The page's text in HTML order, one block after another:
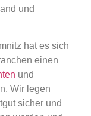
und
hat es sich
einen
und
Wir legen
sicher und